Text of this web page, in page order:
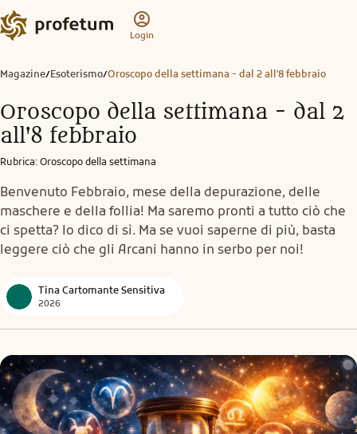
Login
Magazine/Esoterismo/Oroscopo della settimana - dal 2 all'8 febbraio
Oroscopo della settimana - dal 2
all'8 febbraio
Rubrica: Oroscopo della settimana
Benvenuto Febbraio, mese della depurazione, delle
maschere e della follia! Ma saremo pronti a tutto ciò che
ci spetta? Io dico di sì. Ma se vuoi saperne di più, basta
leggere ciò che gli Arcani hanno in serbo per noi!
Tina Cartomante Sensitiva
2026